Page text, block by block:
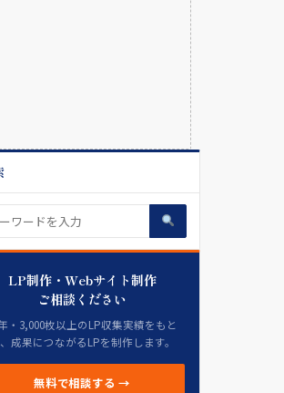
LP制作・Webサイト制作
ご相談ください
・3,000枚以上のLP収集実績をもと
成果につながるLPを制作します。
無料で相談する →